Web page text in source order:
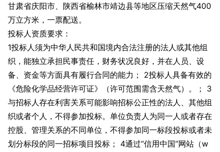
甘肃省庆阳市、陕西省榆林市靖边县等地区压缩天然气400
万立方米，一票配送。
投标人资质要求：
1投标人须为中华人民共和国境内合法注册的法人或其他组
织，能独立承担民事责任，财务状况良好，并在人员、设
备、资金等方面具有履行合同的能力； 2投标人具备有效的
《危险化学品经营许可证》（许可范围需含天然气）。； 3
与招标人存在利害关系可能影响招标公正性的法人、其他组
织或者个人，不得参加投标。单位负责人为同一人或者存在
控股、管理关系的不同单位，不得参加同一标段投标或者未
划分标段的同一招标项目投标； 4通过“信用中国”网站（w